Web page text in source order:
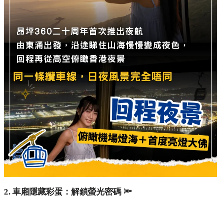
2. 車廂隱藏彩蛋：解鎖螢光密碼 🔦